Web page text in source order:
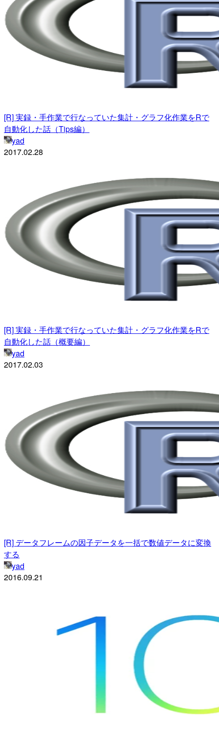
[R] 実録・手作業で行なっていた集計・グラフ化作業をRで
自動化した話（Tips編）
yad
2017.02.28
[R] 実録・手作業で行なっていた集計・グラフ化作業をRで
自動化した話（概要編）
yad
2017.02.03
[R] データフレームの因子データを一括で数値データに変換
する
yad
2016.09.21